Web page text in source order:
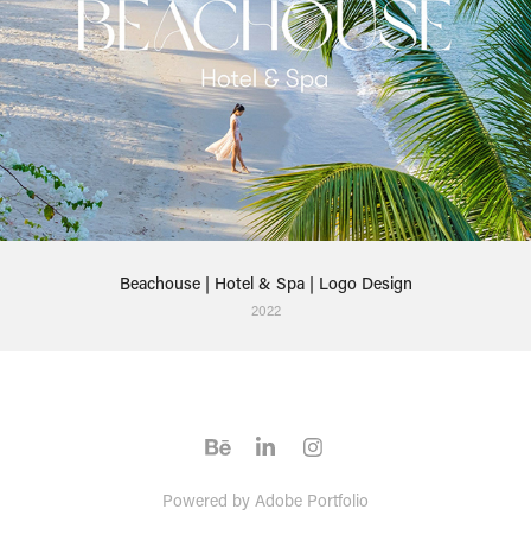
Beachouse | Hotel & Spa | Logo Design
2022
Powered by Adobe Portfolio